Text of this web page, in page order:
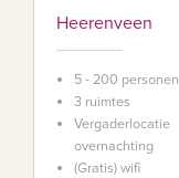
Heerenveen
5 - 200 personen
3 ruimtes
Vergaderlocatie
overnachting
(Gratis) wifi